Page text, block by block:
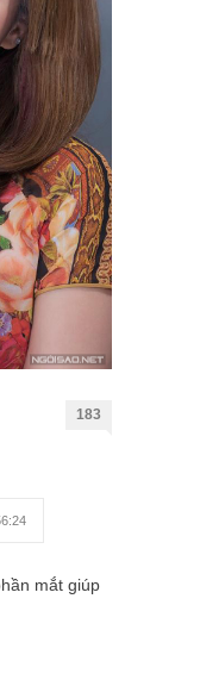
183
mắt giúp